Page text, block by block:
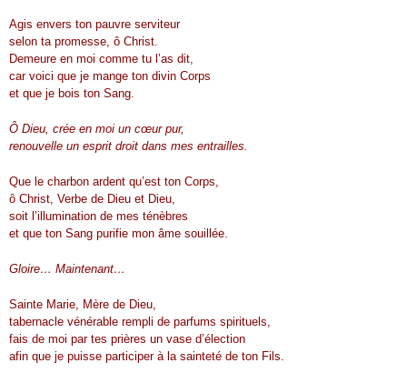
Agis envers ton pauvre serviteur
selon ta promesse, ô Christ.
Demeure en moi comme tu l’as dit,
car voici que je mange ton divin Corps
et que je bois ton Sang.
Ô Dieu, crée en moi un cœur pur,
renouvelle un esprit droit dans mes entrailles.
Que le charbon ardent qu’est ton Corps,
ô Christ, Verbe de Dieu et Dieu,
soit l’illumination de mes ténèbres
et que ton Sang purifie mon âme souillée.
Gloire… Maintenant…
Sainte Marie, Mère de Dieu,
tabernacle vénérable rempli de parfums spirituels,
fais de moi par tes prières un vase d’élection
afin que je puisse participer à la sainteté de ton Fils.